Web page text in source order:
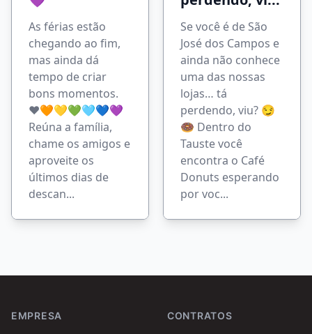
As férias estão
chegando ao fim,
mas ainda dá
tempo de criar
bons momentos.
❤️🧡💛💚🩵💙💜
Reúna a família,
chame os amigos e
aproveite os
últimos dias de
descan...
Se você é de São
José dos Campos e
ainda não conhece
uma das nossas
lojas… tá
perdendo, viu? 😏
🍩 Dentro do
Tauste você
encontra o Café
Donuts esperando
por voc...
EMPRESA CONTRATOS